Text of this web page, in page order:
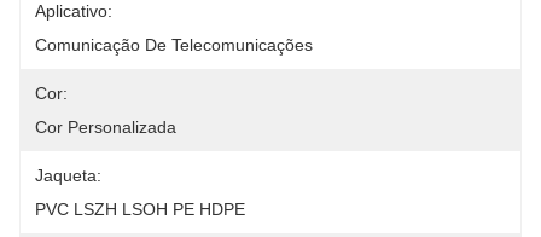
Aplicativo:
Comunicação De Telecomunicações
Cor:
Cor Personalizada
Jaqueta:
PVC LSZH LSOH PE HDPE